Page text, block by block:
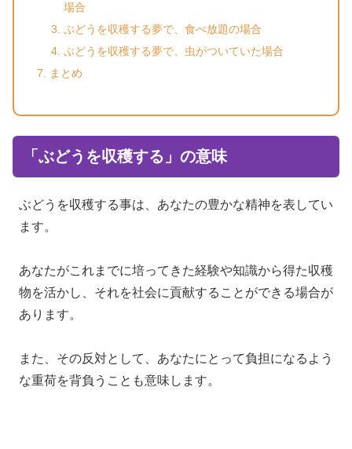
場合
ぶどうを収穫する夢で、食べ放題の場合
ぶどうを収穫する夢で、虫がついていた場合
まとめ
「ぶどうを収穫する」の意味
ぶどうを収穫する事は、あなたの豊かな精神を表してい
ます。
あなたがこれまでに培ってきた経験や知識から得た収穫
物を活かし、それを社会に貢献することができる場合が
あります。
また、その反対として、あなたにとって負担になるよう
な重荷を背負うことも意味します。